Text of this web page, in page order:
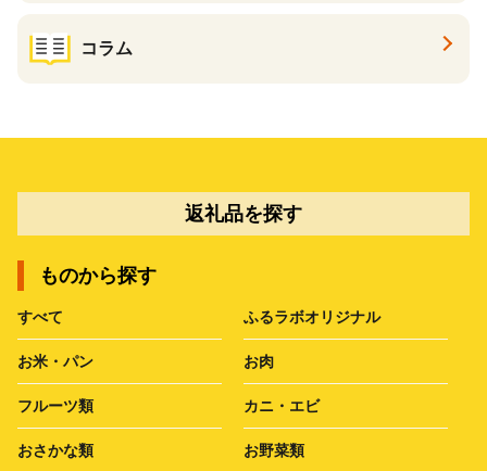
コラム
返礼品を探す
ものから探す
すべて ふるラボオリジナル
お米・パン お肉
フルーツ類 カニ・エビ
おさかな類 お野菜類